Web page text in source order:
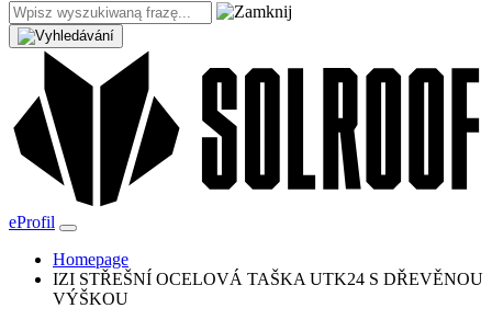
eProfil
Homepage
IZI STŘEŠNÍ OCELOVÁ TAŠKA UTK24 S DŘEVĚNOU
VÝŠKOU